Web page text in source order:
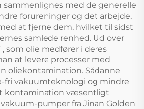
sammenlignes med de generelle
forureninger og det arbejde,
at fjerne dem, hvilket til sidst
samlede renhed. Ud over
som olie medfører i deres
at levere processer med
oliekontamination. Sådanne
fri vakuumteknologi og mindre
kontamination væsentligt
pumper fra Jinan Golden